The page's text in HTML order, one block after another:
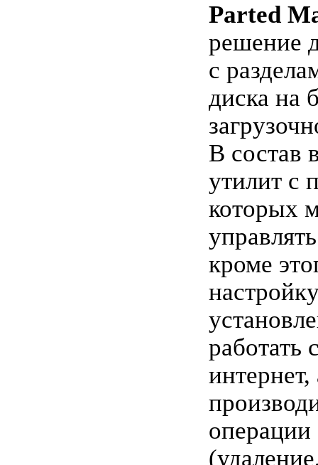
Parted
решение
с
диска на
В состав
утилит с
которых
кроме
работать